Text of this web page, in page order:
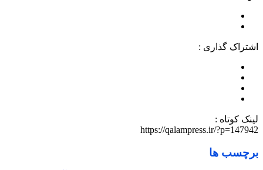
اشتراک گذاری :
لینک کوتاه :
https://qalampress.ir/?p=147942
برچسب ها